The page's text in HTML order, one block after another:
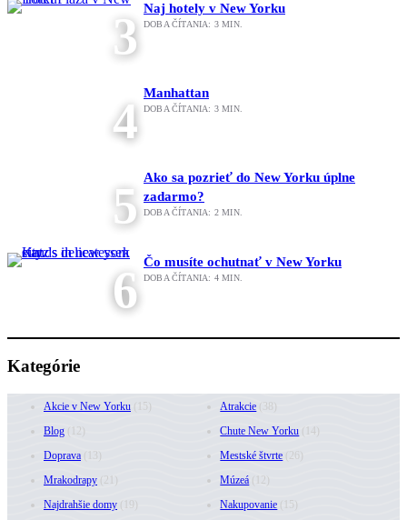
3 Naj hotely v New Yorku
DOBA ČÍTANIA: 3 MIN.
4 Manhattan
DOBA ČÍTANIA: 3 MIN.
5 Ako sa pozrieť do New Yorku úplne
zadarmo?
DOBA ČÍTANIA: 2 MIN.
6 Čo musíte ochutnať v New Yorku
DOBA ČÍTANIA: 4 MIN.
Kategórie
Akcie v New Yorku (15) Atrakcie (38)
Blog (12) Chute New Yorku (14)
Doprava (13) Mestské štvrte (26)
Mrakodrapy (21) Múzeá (12)
Najdrahšie domy (19) Nakupovanie (15)